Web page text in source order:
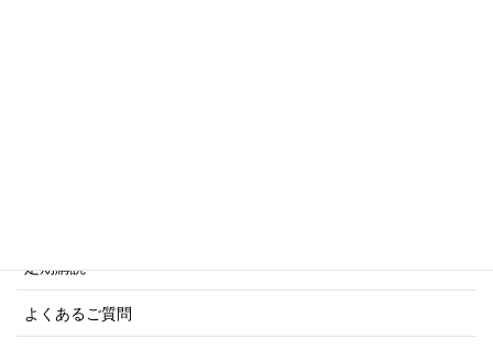
定期購読
よくあるご質問